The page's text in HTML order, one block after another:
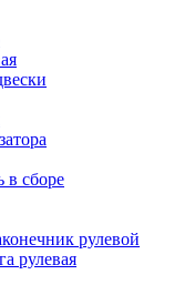
в сборе
рулевой
рулевая